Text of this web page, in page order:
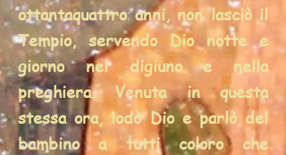
ottantaquattro anni, non lasciò il
Tempio, servendo Dio notte e
giorno nel digiuno e nella
preghiera. Venuta in questa
stessa ora, lodò Dio e parlò del
bambino a tutti coloro che